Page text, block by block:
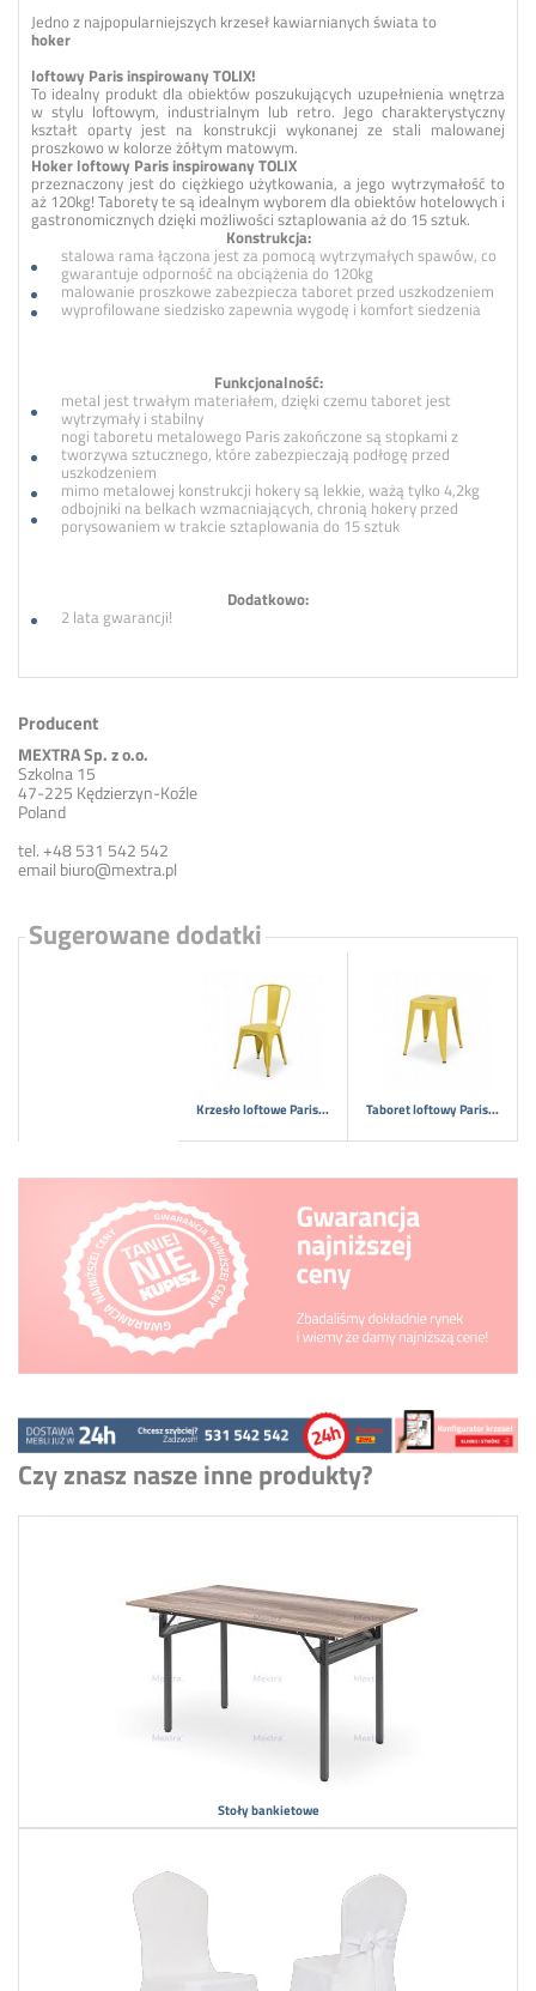
Jedno z najpopularniejszych krzeseł kawiarnianych świata to
hoker
loftowy Paris inspirowany TOLIX!
To idealny produkt dla obiektów poszukujących uzupełnienia wnętrza
w stylu loftowym, industrialnym lub retro. Jego charakterystyczny
kształt oparty jest na konstrukcji wykonanej ze stali malowanej
proszkowo w kolorze żółtym matowym.
Hoker loftowy Paris inspirowany TOLIX
przeznaczony jest do ciężkiego użytkowania, a jego wytrzymałość to
aż 120kg! Taborety te są idealnym wyborem dla obiektów hotelowych i
gastronomicznych dzięki możliwości sztaplowania aż do 15 sztuk.
Konstrukcja:
stalowa rama łączona jest za pomocą wytrzymałych spawów, co
gwarantuje odporność na obciążenia do 120kg
malowanie proszkowe zabezpiecza taboret przed uszkodzeniem
wyprofilowane siedzisko zapewnia wygodę i komfort siedzenia
Funkcjonalność:
metal jest trwałym materiałem, dzięki czemu taboret jest
wytrzymały i stabilny
nogi taboretu metalowego Paris zakończone są stopkami z
tworzywa sztucznego, które zabezpieczają podłogę przed
uszkodzeniem
mimo metalowej konstrukcji hokery są lekkie, ważą tylko 4,2kg
odbojniki na belkach wzmacniających, chronią hokery przed
porysowaniem w trakcie sztaplowania do 15 sztuk
Dodatkowo:
2 lata gwarancji!
Producent
MEXTRA Sp. z o.o.
Szkolna 15
47-225 Kędzierzyn-Koźle
Poland
tel. +48 531 542 542
email biuro@mextra.pl
Sugerowane dodatki
Krzesło loftowe Paris... Taboret loftowy Paris...
Czy znasz nasze inne produkty?
Stoły bankietowe